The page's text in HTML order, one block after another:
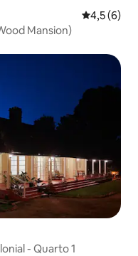
4,5 de
4,5 (6)
Mansion)
- Quarto 1